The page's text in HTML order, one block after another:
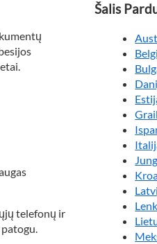
telefonų ir
Šalis